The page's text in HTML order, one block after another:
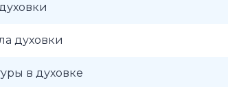
духовки
в духовке